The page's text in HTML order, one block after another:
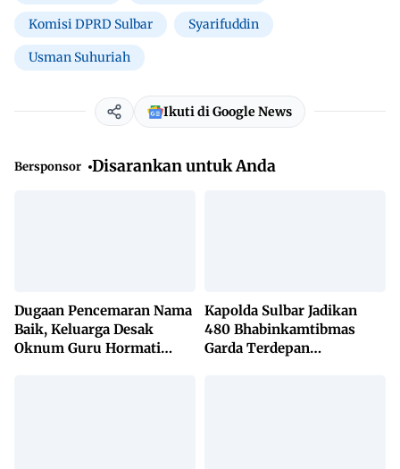
Komisi DPRD Sulbar Syarifuddin
Usman Suhuriah
Ikuti di Google News
Bersponsor Disarankan untuk Anda
Dugaan Pencemaran Nama
Baik, Keluarga Desak
Oknum Guru Hormati
Kapolda Sulbar Jadikan
480 Bhabinkamtibmas
Garda Terdepan